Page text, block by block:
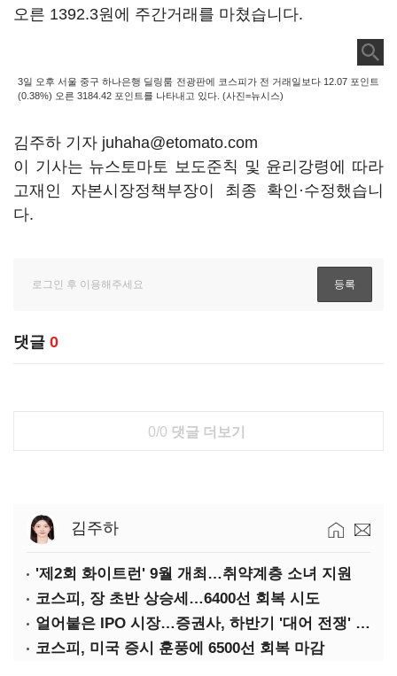
오른 1392.3원에 주간거래를 마쳤습니다.
3일 오후 서울 중구 하나은행 딜링룸 전광판에 코스피가 전 거래일보다 12.07 포인트
(0.38%) 오른 3184.42 포인트를 나타내고 있다. (사진=뉴시스)
김주하 기자 juhaha@etomato.com
이 기사는 뉴스토마토 보도준칙 및 윤리강령에 따라
고재인 자본시장정책부장이 최종 확인·수정했습니
다.
댓글 0
0/0 댓글 더보기
김주하
'제2회 화이트런' 9월 개최…취약계층 소녀 지원
코스피, 장 초반 상승세…6400선 회복 시도
얼어붙은 IPO 시장…증권사, 하반기 '대어 전쟁' 기대
코스피, 미국 증시 훈풍에 6500선 회복 마감